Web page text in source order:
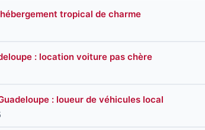
tropical de charme
: location voiture pas chère
: loueur de véhicules local